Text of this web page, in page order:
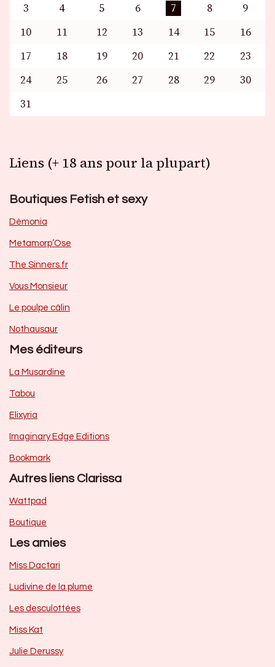
3
4 5 6 7 8
9
10
11 12 13 14 15
16
17
18 19 20 21 22
23
24
25 26 27 28 29
30
31
Liens (+ 18 ans pour la plupart)
Boutiques Fetish et sexy
Dèmonia
Metamorp’Ose
The Sinners.fr
Vous Monsieur
Le poulpe câlin
Nothausaur
Mes éditeurs
La Musardine
Tabou
Elixyria
Imaginary Edge Editions
Bookmark
Autres liens Clarissa
Wattpad
Boutique
Les amies
Miss Dactari
Ludivine de la plume
Les desculottées
Miss Kat
Julie Derussy